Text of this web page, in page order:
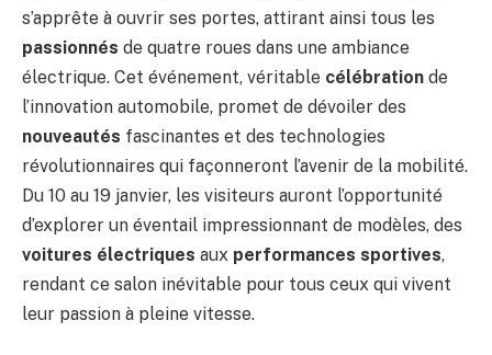
s’apprête à ouvrir ses portes, attirant ainsi tous les
passionnés de quatre roues dans une ambiance
électrique. Cet événement, véritable célébration de
l’innovation automobile, promet de dévoiler des
nouveautés fascinantes et des technologies
révolutionnaires qui façonneront l’avenir de la mobilité.
Du 10 au 19 janvier, les visiteurs auront l’opportunité
d’explorer un éventail impressionnant de modèles, des
voitures électriques aux performances sportives,
rendant ce salon inévitable pour tous ceux qui vivent
leur passion à pleine vitesse.